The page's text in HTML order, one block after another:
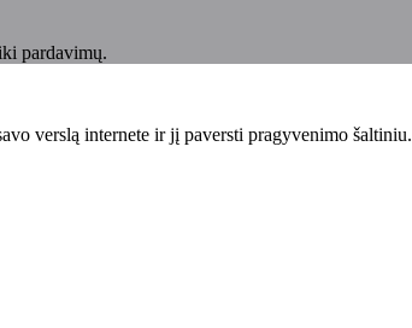
pardavimų.
verslą internete ir jį paversti pragyvenimo šaltiniu.